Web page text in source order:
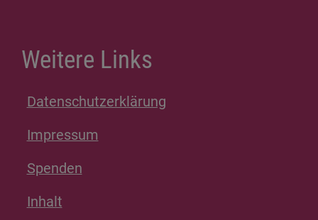
Weitere Links
Datenschutzerklärung
Impressum
Spenden
Inhalt